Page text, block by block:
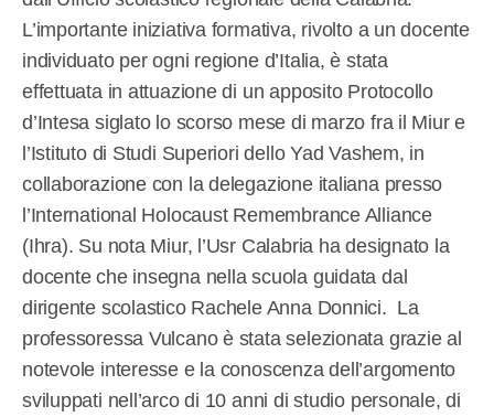
L’importante iniziativa formativa, rivolto a un docente
individuato per ogni regione d’Italia, è stata
effettuata in attuazione di un apposito Protocollo
d’Intesa siglato lo scorso mese di marzo fra il Miur e
l’Istituto di Studi Superiori dello Yad Vashem, in
collaborazione con la delegazione italiana presso
l’International Holocaust Remembrance Alliance
(Ihra). Su nota Miur, l’Usr Calabria ha designato la
docente che insegna nella scuola guidata dal
dirigente scolastico Rachele Anna Donnici. La
professoressa Vulcano è stata selezionata grazie al
notevole interesse e la conoscenza dell’argomento
sviluppati nell’arco di 10 anni di studio personale, di